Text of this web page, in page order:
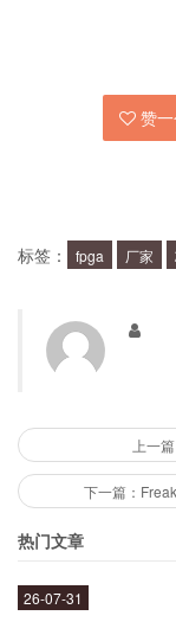
厂家的信誉度
芯片的制造工
品的性能和可
芯片的质量控
定性和可靠性也
售后服务：良好
常运行和及时维
有哪些值得
一些值得信赖
Xilinx：Xilinx是
芯片具有高性能
Altera：Altera
赞
标签： fpga 厂家
上一
下一篇：
热门文章
26-07-31